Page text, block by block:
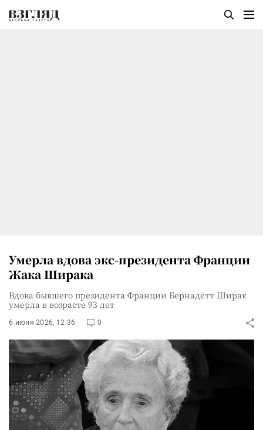
Умерла вдова экс-президента Франции
Жака Ширака
Вдова бывшего президента Франции Бернадетт Ширак
умерла в возрасте 93 лет
6 июня 2026, 12:36 0